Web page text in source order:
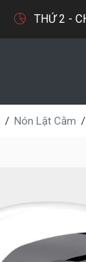
THỨ 2 -
Nón Lật Cằm